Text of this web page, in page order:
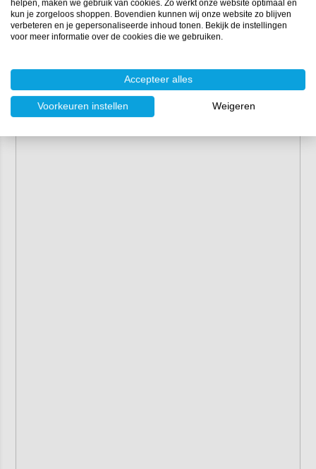
helpen, maken we gebruik van cookies. Zo werkt onze website optimaal en
kun je zorgeloos shoppen. Bovendien kunnen wij onze website zo blijven
verbeteren en je gepersonaliseerde inhoud tonen. Bekijk de instellingen
voor meer informatie over de cookies die we gebruiken.
Accepteer alles
Voorkeuren instellen Weigeren